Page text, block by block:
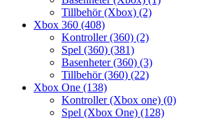
Tillbehör (Xbox) (2)
Xbox 360 (408)
Kontroller (360) (2)
Spel (360) (381)
Basenheter (360) (3)
Tillbehör (360) (22)
Xbox One (138)
Kontroller (Xbox one) (0)
Spel (Xbox One) (128)